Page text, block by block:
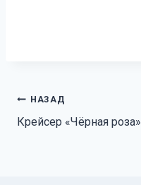
Навигация
по
НАЗАД
Крейсер «Чёрная роза»